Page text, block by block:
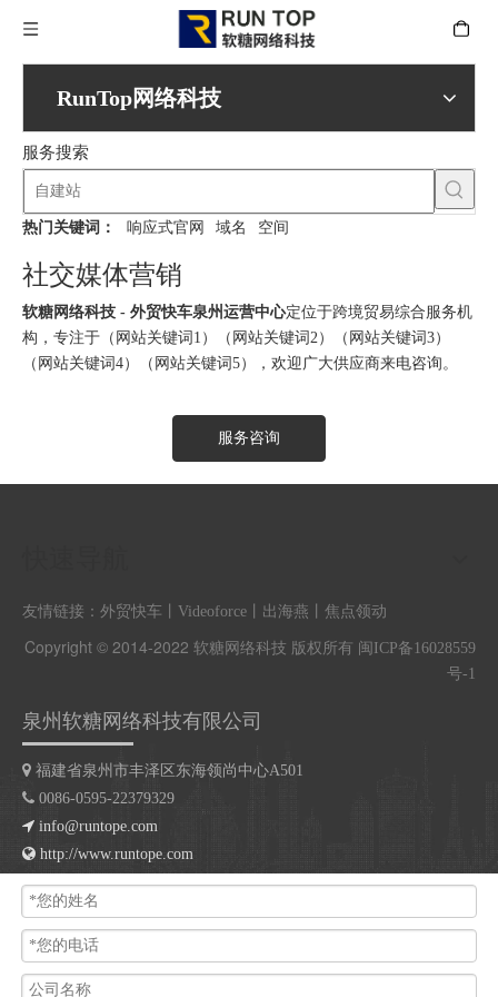
RunTop网络科技
服务搜索
热门关键词： 响应式官网 域名 空间
社交媒体营销
软糖网络科技 - 外贸快车泉州运营中心定位于跨境贸易综合服务机
构，专注于（网站关键词1）（网站关键词2）（网站关键词3）
（网站关键词4）（网站关键词5），欢迎广大供应商来电咨询。
服务咨询
友情链接： 外贸快车 Videoforce 出海燕 焦点领动
Copyright © 2014-2022 软糖网络科技 版权所有 闽ICP备16028559
号-1
泉州软糖网络科技有限公司
 福建省泉州市丰泽区东海领尚中心A501
 0086-0595-22379329
 info@runtope.com
 http://www.runtope.com